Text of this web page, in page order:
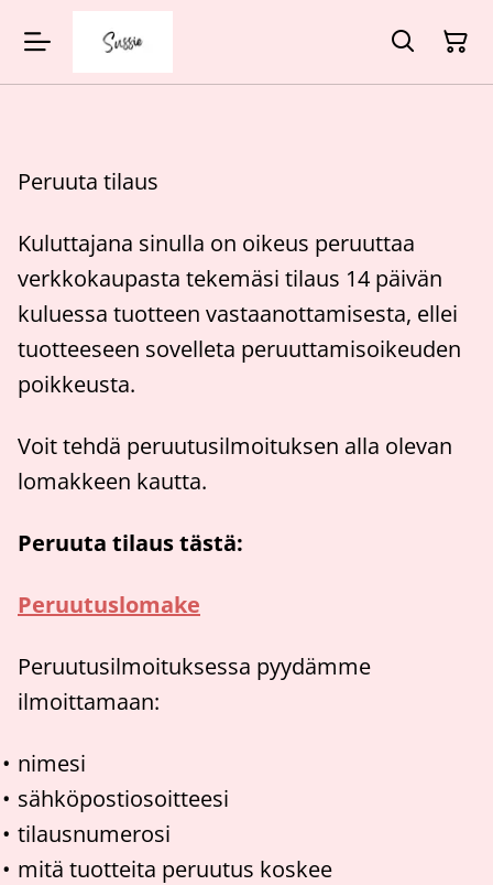
Peruuta tilaus
Kuluttajana sinulla on oikeus peruuttaa
verkkokaupasta tekemäsi tilaus 14 päivän
kuluessa tuotteen vastaanottamisesta, ellei
tuotteeseen sovelleta peruuttamisoikeuden
poikkeusta.
Voit tehdä peruutusilmoituksen alla olevan
lomakkeen kautta.
Peruuta tilaus tästä:
Peruutuslomake
Peruutusilmoituksessa pyydämme
ilmoittamaan:
nimesi
sähköpostiosoitteesi
tilausnumerosi
mitä tuotteita peruutus koskee